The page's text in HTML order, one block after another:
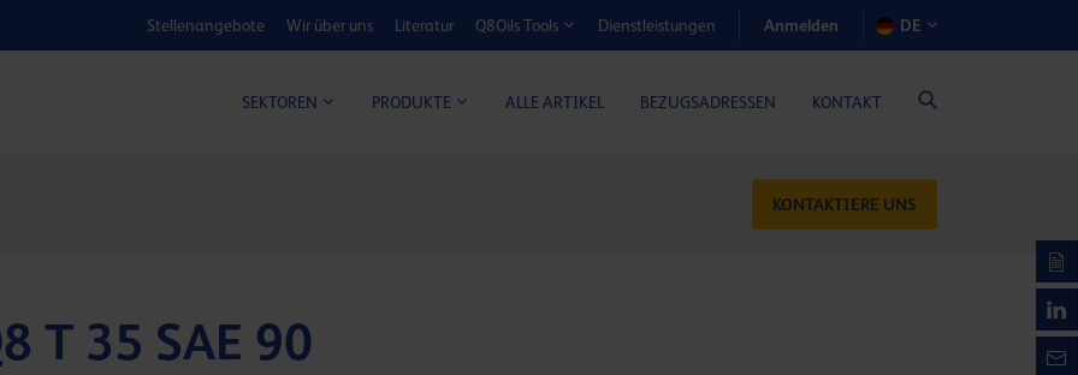
Stellenangebote Wir über uns Literatur Q8Oils Tools Dienstleistungen Anmelden DE
SEKTOREN PRODUKTE ALLE ARTIKEL BEZUGSADRESSEN KONTAKT
KONTAKTIERE UNS
T 35 SAE 90